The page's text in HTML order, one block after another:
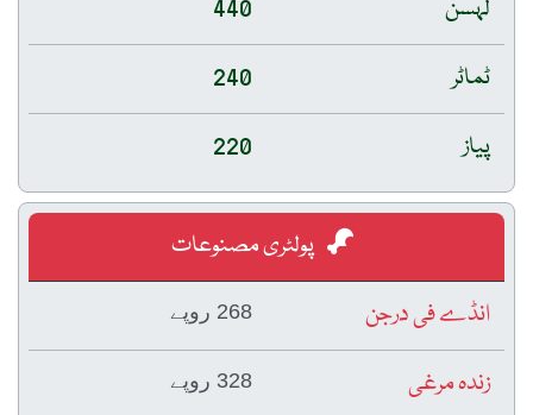
لہسن
440
ٹماٹر
240
پیاز
220
پولٹری مصنوعات
انڈے فی درجن
268 روپے
زندہ مرغی 328 روپے